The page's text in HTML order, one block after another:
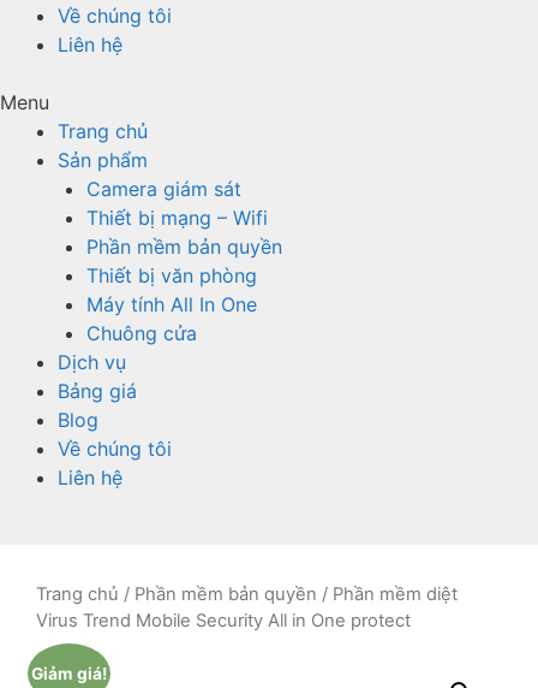
Về chúng tôi
Liên hệ
Menu
Trang chủ
Sản phẩm
Camera giám sát
Thiết bị mạng – Wifi
Phần mềm bản quyền
Thiết bị văn phòng
Máy tính All In One
Chuông cửa
Dịch vụ
Bảng giá
Blog
Về chúng tôi
Liên hệ
Trang chủ / Phần mềm bản quyền / Phần mềm diệt
Virus Trend Mobile Security All in One protect
Giảm giá!